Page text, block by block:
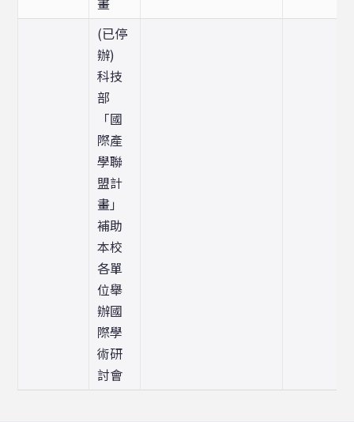
(已停
辦)
科技
部
「國
際產
學聯
盟計
畫」
補助
本校
各單
位舉
辦國
際學
術研
討會